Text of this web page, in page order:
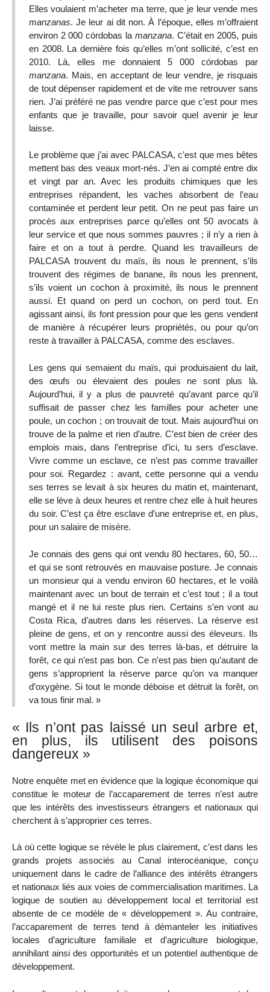
Elles voulaient m’acheter ma terre, que je leur vende mes
manzanas. Je leur ai dit non. À l’époque, elles m’offraient
environ 2 000 córdobas la manzana. C’était en 2005, puis
en 2008. La dernière fois qu’elles m’ont sollicité, c’est en
2010. Là, elles me donnaient 5 000 córdobas par
manzana. Mais, en acceptant de leur vendre, je risquais
de tout dépenser rapidement et de vite me retrouver sans
rien. J’ai préféré ne pas vendre parce que c’est pour mes
enfants que je travaille, pour savoir quel avenir je leur
laisse.
Le problème que j’ai avec PALCASA, c’est que mes bêtes
mettent bas des veaux mort-nés. J’en ai compté entre dix
et vingt par an. Avec les produits chimiques que les
entreprises répandent, les vaches absorbent de l’eau
contaminée et perdent leur petit. On ne peut pas faire un
procès aux entreprises parce qu’elles ont 50 avocats à
leur service et que nous sommes pauvres ; il n’y a rien à
faire et on a tout à perdre. Quand les travailleurs de
PALCASA trouvent du maïs, ils nous le prennent, s’ils
trouvent des régimes de banane, ils nous les prennent,
s’ils voient un cochon à proximité, ils nous le prennent
aussi. Et quand on perd un cochon, on perd tout. En
agissant ainsi, ils font pression pour que les gens vendent
de manière à récupérer leurs propriétés, ou pour qu’on
reste à travailler à PALCASA, comme des esclaves.
Les gens qui semaient du maïs, qui produisaient du lait,
des œufs ou élevaient des poules ne sont plus là.
Aujourd’hui, il y a plus de pauvreté qu’avant parce qu’il
suffisait de passer chez les familles pour acheter une
poule, un cochon ; on trouvait de tout. Mais aujourd’hui on
trouve de la palme et rien d’autre. C’est bien de créer des
emplois mais, dans l’entreprise d’ici, tu sers d’esclave.
Vivre comme un esclave, ce n’est pas comme travailler
pour soi. Regardez : avant, cette personne qui a vendu
ses terres se levait à six heures du matin et, maintenant,
elle se lève à deux heures et rentre chez elle à huit heures
du soir. C’est ça être esclave d’une entreprise et, en plus,
pour un salaire de misère.
Je connais des gens qui ont vendu 80 hectares, 60, 50…
et qui se sont retrouvés en mauvaise posture. Je connais
un monsieur qui a vendu environ 60 hectares, et le voilà
maintenant avec un bout de terrain et c’est tout ; il a tout
mangé et il ne lui reste plus rien. Certains s’en vont au
Costa Rica, d’autres dans les réserves. La réserve est
pleine de gens, et on y rencontre aussi des éleveurs. Ils
vont mettre la main sur des terres là-bas, et détruire la
forêt, ce qui n’est pas bon. Ce n’est pas bien qu’autant de
gens s’approprient la réserve parce qu’on va manquer
d’oxygène. Si tout le monde déboise et détruit la forêt, on
va tous finir mal. »
« Ils n’ont pas laissé un seul arbre et,
en plus, ils utilisent des poisons
dangereux »
Notre enquête met en évidence que la logique économique qui
constitue le moteur de l’accaparement de terres n’est autre
que les intérêts des investisseurs étrangers et nationaux qui
cherchent à s’approprier ces terres.
Là où cette logique se révèle le plus clairement, c’est dans les
grands projets associés au Canal interocéanique, conçu
uniquement dans le cadre de l’alliance des intérêts étrangers
et nationaux liés aux voies de commercialisation maritimes. La
logique de soutien au développement local et territorial est
absente de ce modèle de « développement ». Au contraire,
l’accaparement de terres tend à démanteler les initiatives
locales d’agriculture familiale et d’agriculture biologique,
annihilant ainsi des opportunités et un potentiel authentique de
développement.